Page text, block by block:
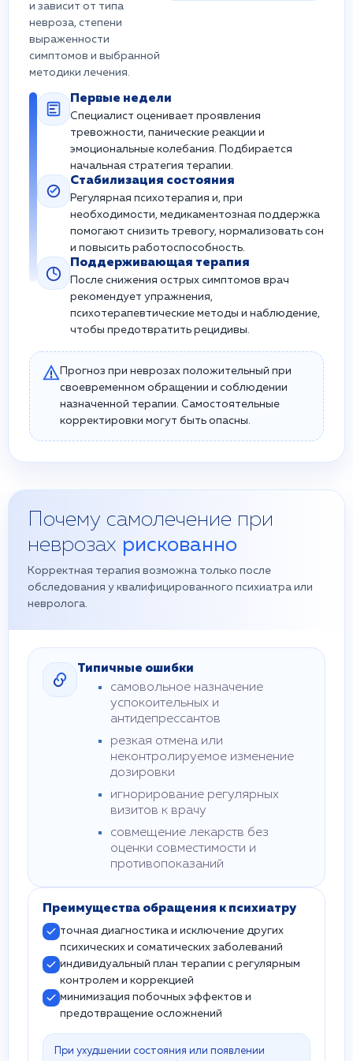
и зависит от типа
невроза, степени
выраженности
симптомов и выбранной
методики лечения.
Первые недели
Специалист оценивает проявления
тревожности, панические реакции и
эмоциональные колебания. Подбирается
начальная стратегия терапии.
Стабилизация состояния
Регулярная психотерапия и, при
необходимости, медикаментозная поддержка
помогают снизить тревогу, нормализовать сон
и повысить работоспособность.
Поддерживающая терапия
После снижения острых симптомов врач
рекомендует упражнения,
психотерапевтические методы и наблюдение,
чтобы предотвратить рецидивы.
Прогноз при неврозах положительный при
своевременном обращении и соблюдении
назначенной терапии. Самостоятельные
корректировки могут быть опасны.
Почему самолечение при
неврозах рискованно
Корректная терапия возможна только после
обследования у квалифицированного психиатра или
невролога.
Типичные ошибки
самовольное назначение
успокоительных и
антидепрессантов
резкая отмена или
неконтролируемое изменение
дозировки
игнорирование регулярных
визитов к врачу
совмещение лекарств без
оценки совместимости и
противопоказаний
Преимущества обращения к психиатру
точная диагностика и исключение других
психических и соматических заболеваний
индивидуальный план терапии с регулярным
контролем и коррекцией
минимизация побочных эффектов и
предотвращение осложнений
При ухудшении состояния или появлении